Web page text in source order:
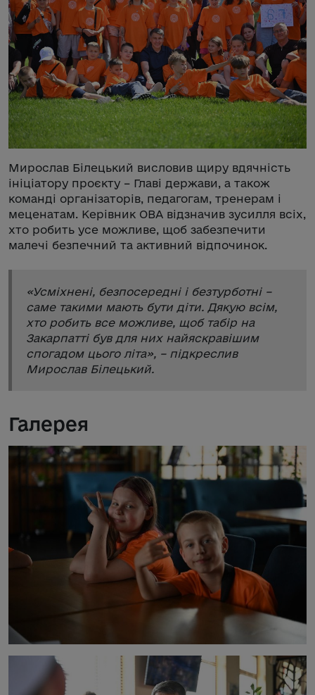
Мирослав Білецький висловив щиру вдячність
ініціатору проєкту – Главі держави, а також
команді організаторів, педагогам, тренерам і
меценатам. Керівник ОВА відзначив зусилля всіх,
хто робить усе можливе, щоб забезпечити
малечі безпечний та активний відпочинок.
«Усміхнені, безпосередні і безтурботні –
саме такими мають бути діти. Дякую всім,
хто робить все можливе, щоб табір на
Закарпатті був для них найяскравішим
спогадом цього літа», – підкреслив
Мирослав Білецький.
Галерея